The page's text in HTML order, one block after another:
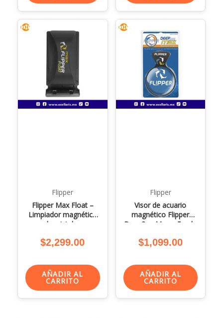
Flipper
Flipper Max Float –
Limpiador magnético
de cristales
$2,299.00
AÑADIR AL
CARRITO
Flipper
Visor de acuario
magnético Flipper
DeepSee Max – 5 pulg
$1,099.00
AÑADIR AL
CARRITO